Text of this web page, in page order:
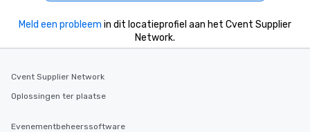
Meld een probleem in dit locatieprofiel aan het Cvent Supplier
Network.
Cvent Supplier Network
Oplossingen ter plaatse
Evenementbeheerssoftware